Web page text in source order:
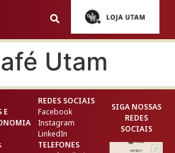
Utam
E
REDES SOCIAIS
Facebook
Instagram
LinkedIn
TELEFONES
SIGA NOSSAS
REDES
SOCIAIS